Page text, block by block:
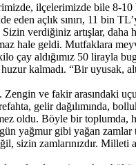
ilçelerimizde bile 8-10
eden açlık sınırı, 11 bin
verdiğiniz artışlar,
hale geldi. Mutfaklara
çay aldığımız 50 lirayla
kalmadı. “Bir uyusak,
ve fakir arasındaki
gelir dağılımında,
oldu. Böyle bir
yağmur gibi yağan zamlar
sizin zamlarınızdır.